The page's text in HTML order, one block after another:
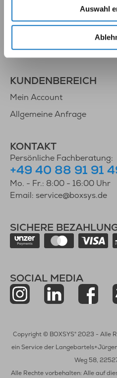
Auswahl
Impressum
KUNDENBEREICH
Mein Account
Allgemeine Anfrage
KONTAKT
Persönliche Fachberatung:
+49 40 88 91 91
Mo. - Fr.: 8:00 - 16:00 Uhr
Email: service@boxsys.de
SICHERE
SOCIAL MEDIA
Copyright © BOXSYS® 2023 - Alle
ein Service der
Weg 58,
Alle Rechte vorbehalten: Alle auf